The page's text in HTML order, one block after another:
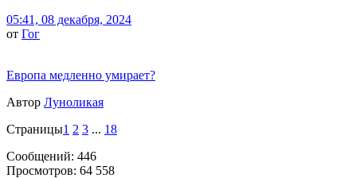
05:41, 08 декабря, 2024
от Гог
Европа медленно умирает?
Автор Луноликая
Страницы1 2 3 ... 18
Сообщений: 446
Просмотров: 64 558